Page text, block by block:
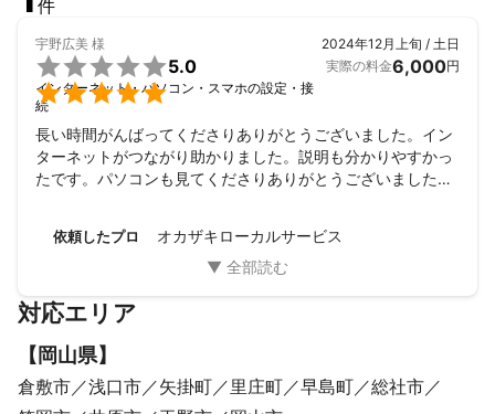
件
宇野広美 様


5.0
インターネット・パソコン・スマホの設定・接
続
2024年12月上旬 / 土日
実際の料金6,000円
長い時間がんばってくださりありがとうございました。イン
ターネットがつながり助かりました。説明も分かりやすかっ
たです。パソコンも見てくださりありがとうございました。
依頼したプロ オカザキローカルサービス
対応エリア
【 岡山県】
倉敷市 浅口市 矢掛町 里庄町 早島町
総社市